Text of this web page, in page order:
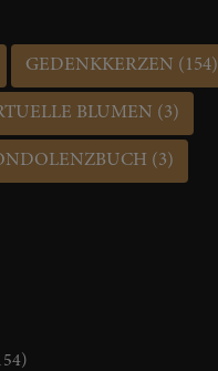
GEDENKKERZEN (154)
BLUMEN (3)
(3)